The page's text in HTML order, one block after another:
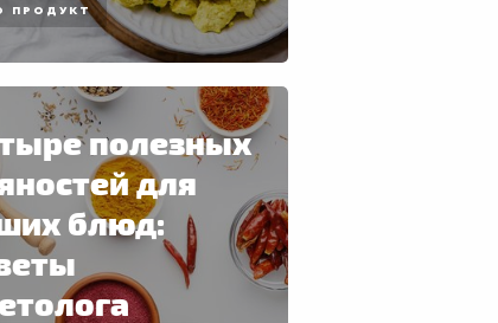
ПРОДУКТ
полезных
для
блюд: